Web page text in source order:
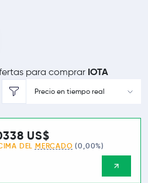
para comprar IOTA
Precio en tiempo real
US$
DEL MERCADO (0,00%)